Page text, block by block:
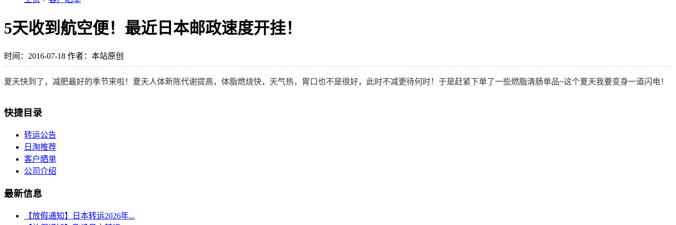
5天收到航空便！最近日本邮政速度开挂！
时间：2016-07-18 作者：本站原创
夏天快到了，减肥最好的季节来啦！夏天人体新陈代谢提高，体脂燃烧快，天气热，胃口也不是很好，此时不减更待何时！于是赶紧下单了一些燃脂清肠单品~这个夏天我要变身一道闪电！
快捷目录
转运公告
日淘推荐
客户晒单
公司介绍
最新信息
【放假通知】日本转运2026年...